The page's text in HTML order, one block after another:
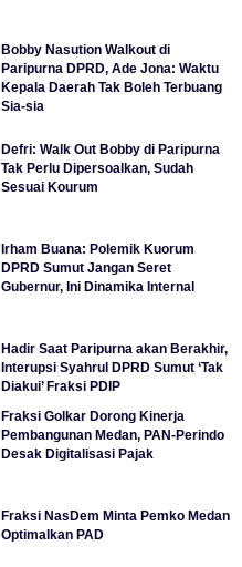
Bobby Nasution Walkout di
Paripurna DPRD, Ade Jona: Waktu
Kepala Daerah Tak Boleh Terbuang
Sia-sia
Defri: Walk Out Bobby di Paripurna
Tak Perlu Dipersoalkan, Sudah
Sesuai Kourum
Irham Buana: Polemik Kuorum
DPRD Sumut Jangan Seret
Gubernur, Ini Dinamika Internal
Hadir Saat Paripurna akan Berakhir,
Interupsi Syahrul DPRD Sumut ‘Tak
Diakui’ Fraksi PDIP
Fraksi Golkar Dorong Kinerja
Pembangunan Medan, PAN-Perindo
Desak Digitalisasi Pajak
Fraksi NasDem Minta Pemko Medan
Optimalkan PAD